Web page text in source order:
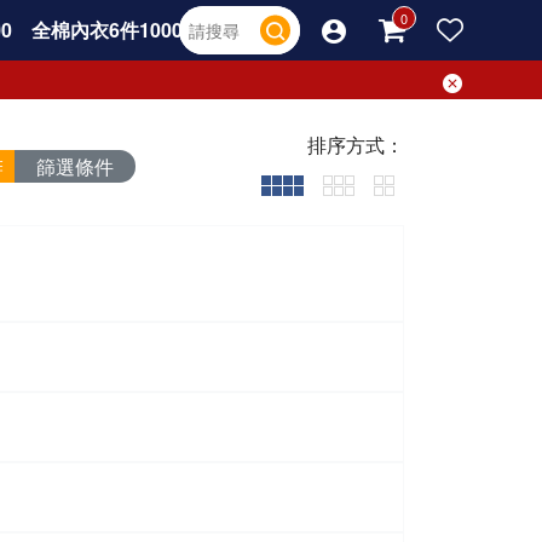
全棉內衣6件1000
篩選條件
排序方式：